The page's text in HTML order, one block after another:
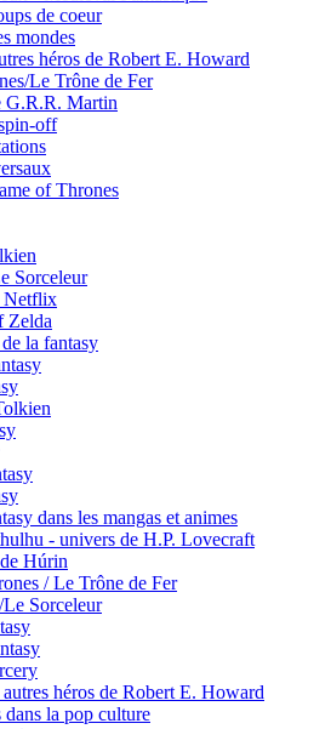
de coeur
mondes
héros de Robert E. Howard
Le Trône de Fer
G.R.R. Martin
off
of Thrones
Sorceleur
Netflix
Zelda
la fantasy
dans les mangas et animes
- univers de H.P. Lovecraft
Húrin
/ Le Trône de Fer
Sorceleur
héros de Robert E. Howard
dans la pop culture